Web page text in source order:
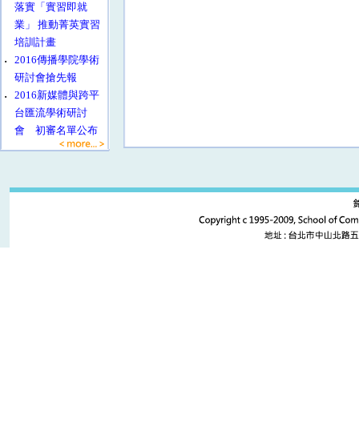
落實「實習即就
業」 推動菁英實習
培訓計畫
‧
2016傳播學院學術
研討會搶先報
‧
2016新媒體與跨平
台匯流學術研討
會 初審名單公布